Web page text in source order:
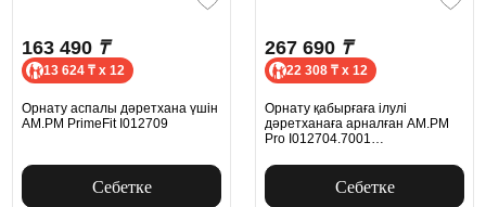
163 490 ₸
13 624 ₸ x 12
Орнату аспалы дәретхана үшін
AM.PM PrimeFit I012709
Себетке
267 690 ₸
22 308 ₸ x 12
Орнату қабырғаға ілулі
дәретханаға арналған AM.PM
Pro I012704.7001
ақ жылтыр
Себетке